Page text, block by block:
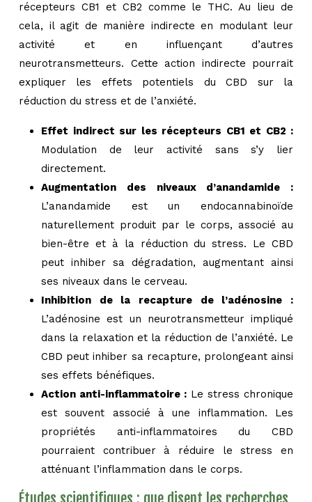
récepteurs CB1 et CB2 comme le THC. Au lieu de
cela, il agit de manière indirecte en modulant leur
activité et en influençant d’autres
neurotransmetteurs. Cette action indirecte pourrait
expliquer les effets potentiels du CBD sur la
réduction du stress et de l’anxiété.
Effet indirect sur les récepteurs CB1 et CB2 :
Modulation de leur activité sans s’y lier
directement.
Augmentation des niveaux d’anandamide :
L’anandamide est un endocannabinoïde
naturellement produit par le corps, associé au
bien-être et à la réduction du stress. Le CBD
peut inhiber sa dégradation, augmentant ainsi
ses niveaux dans le cerveau.
Inhibition de la recapture de l’adénosine :
L’adénosine est un neurotransmetteur impliqué
dans la relaxation et la réduction de l’anxiété. Le
CBD peut inhiber sa recapture, prolongeant ainsi
ses effets bénéfiques.
Action anti-inflammatoire : Le stress chronique
est souvent associé à une inflammation. Les
propriétés anti-inflammatoires du CBD
pourraient contribuer à réduire le stress en
atténuant l’inflammation dans le corps.